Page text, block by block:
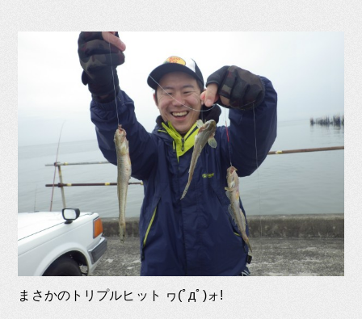
まさかのトリプルヒット ヮ(ﾟдﾟ)ォ!